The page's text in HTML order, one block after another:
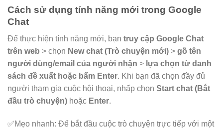
Cách sử dụng tính năng mới trong Google
Chat
Để thực hiện tính năng mới, bạn truy cập Google Chat
trên web > chọn New chat (Trò chuyện mới) > gõ tên
người dùng/email của người nhận > lựa chọn từ danh
sách đề xuất hoặc bấm Enter. Khi bạn đã chọn đầy đủ
người tham gia cuộc hội thoại, nhấp chọn Start chat (Bắt
đầu trò chuyện) hoặc Enter.
✅Mẹo nhanh: Để bắt đầu cuộc trò chuyện trực tiếp với một